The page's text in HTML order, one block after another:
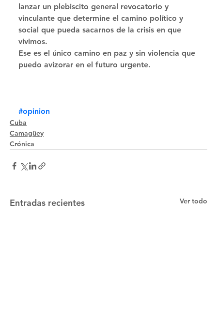
lanzar un plebiscito general revocatorio y
vinculante que determine el camino político y
social que pueda sacarnos de la crisis en que
vivimos.
Ese es el único camino en paz y sin violencia que
puedo avizorar en el futuro urgente.
#opinion
Cuba
Camagüey
Crónica
Entradas recientes Ver todo